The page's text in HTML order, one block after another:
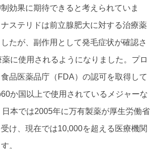
効果に期待できると考えられていま
ステリドは前立腺肥大に対する治療薬
たが、副作用として発毛症状が確認さ
に使用されるようになりました。プロ
品医薬品庁（FDA）の認可を取得して
か国以上で使用されているメジャーな
本では2005年に万有製薬が厚生労働省
け、現在では10,000を超える医療機関
。